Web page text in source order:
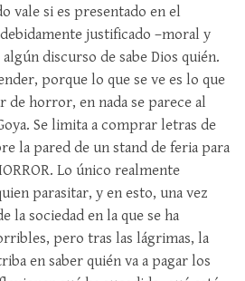
vale si es presentado en el
justificado –moral y
discurso de sabe Dios quién.
porque lo que se ve es lo que
de horror, en nada se parece al
Se limita a comprar letras de
la pared de un stand de feria para
Lo único realmente
parasitar, y en esto, una vez
la sociedad en la que se ha
pero tras las lágrimas, la
en saber quién va a pagar los